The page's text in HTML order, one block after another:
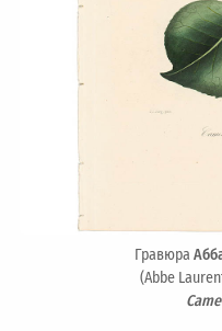
Гравюра
(Abbe